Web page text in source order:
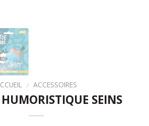
/ ACCESSOIRES
HUMORISTIQUE SEINS